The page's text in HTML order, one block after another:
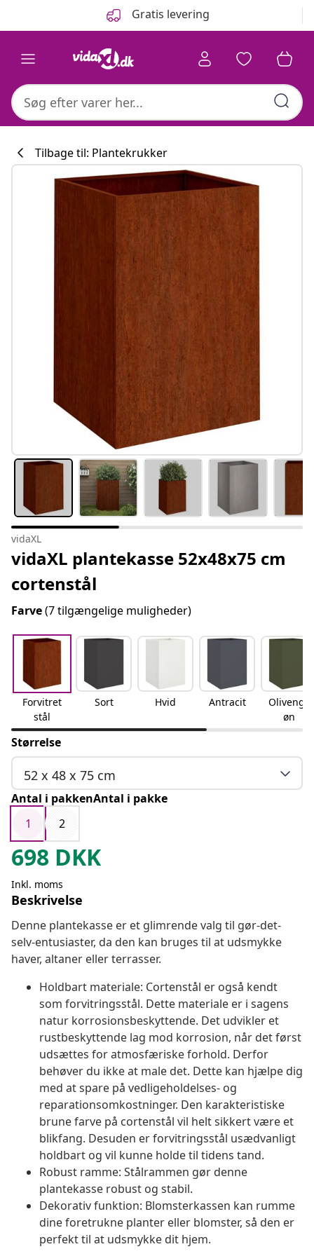
Gratis levering
#sharemevidaxl
Tilbage til: Plantekrukker
vidaXL
vidaXL plantekasse 52x48x75 cm
cortenstål
Farve(7 tilgængelige muligheder)
Forvitret
stål
Sort Hvid Antracit
Olivengr
øn
Størrelse
52 x 48 x 75 cm
Antal i pakkenAntal i pakke
1
2
698 DKK
Inkl. moms
Beskrivelse
Denne plantekasse er et glimrende valg til gør-det-
selv-entusiaster, da den kan bruges til at udsmykke
haver, altaner eller terrasser.
Holdbart materiale: Cortenstål er også kendt
som forvitringsstål. Dette materiale er i sagens
natur korrosionsbeskyttende. Det udvikler et
rustbeskyttende lag mod korrosion, når det først
udsættes for atmosfæriske forhold. Derfor
behøver du ikke at male det. Dette kan hjælpe dig
med at spare på vedligeholdelses- og
reparationsomkostninger. Den karakteristiske
brune farve på cortenstål vil helt sikkert være et
blikfang. Desuden er forvitringsstål usædvanligt
holdbart og vil kunne holde til tidens tand.
Robust ramme: Stålrammen gør denne
plantekasse robust og stabil.
Dekorativ funktion: Blomsterkassen kan rumme
dine foretrukne planter eller blomster, så den er
perfekt til at udsmykke dit hjem.